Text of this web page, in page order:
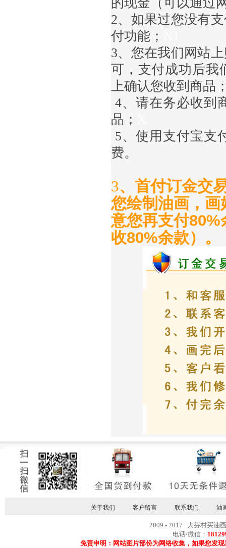
的现金（可以通过
2、如果过您没有
付功能；
3、您在我们网站
可，支付成功后我
上确认您收到商品
4、请在务必收到
品；
5、使用支付宝支
费。
3、首付订金交
您绘制油画，
意您再支付
收80%余款）。
关于我们 客户留言 联系我们 油
2009 - 2017 大芬村买油
电话/微信：
免责申明：网站图片部份为网络收集，如果您发